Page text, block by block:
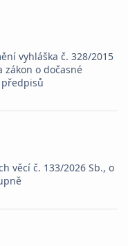
vyhláška č. 328/2015
zákon o dočasné
věcí č. 133/2026 Sb., o